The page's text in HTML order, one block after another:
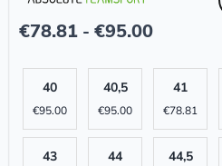
€78.81 - €95.00
40
€95.00
40,5
€95.00
41
€78.81
43 44 44,5